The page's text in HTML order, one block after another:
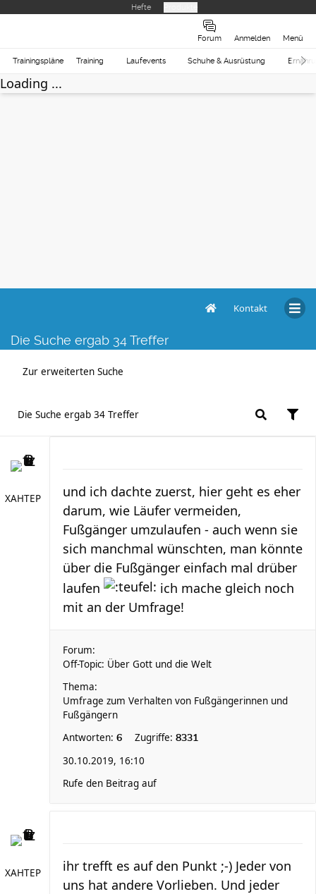
Hefte
Forum Anmelden Menü
Trainingspläne Training Laufevents Schuhe & Ausrüstung
Loading ...
Kontakt
Die Suche ergab 34 Treffer
Zur erweiterten Suche
Die Suche ergab 34 Treffer
XAHTEP
und ich dachte zuerst, hier geht es eher
darum, wie Läufer vermeiden,
Fußgänger umzulaufen - auch wenn sie
sich manchmal wünschten, man könnte
über die Fußgänger einfach mal drüber
laufen
ich mache gleich noch
mit an der Umfrage!
Forum:
Off-Topic: Über Gott und die Welt
Thema:
Umfrage zum Verhalten von Fußgängerinnen und
Fußgängern
Antworten: 6 Zugriffe: 8331
30.10.2019, 16:10
Rufe den Beitrag auf
XAHTEP
ihr trefft es auf den Punkt ;-) Jeder von
uns hat andere Vorlieben. Und jeder